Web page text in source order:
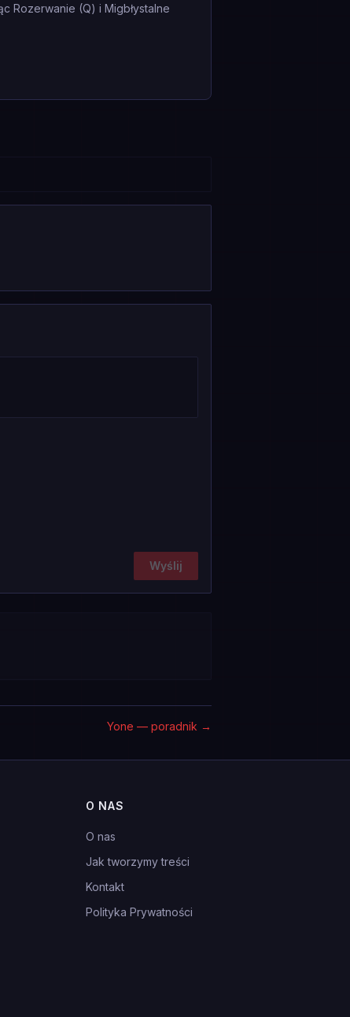
Rozerwanie (Q) i Migbłystalne
Wyślij
Yone — poradnik →
O NAS
O nas
Jak tworzymy treści
Kontakt
Polityka Prywatności